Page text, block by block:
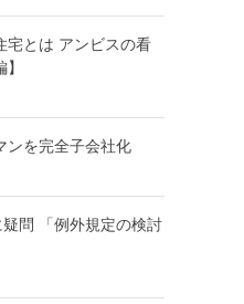
宅とは アンビスの看
ンを完全子会社化
問 「例外規定の検討